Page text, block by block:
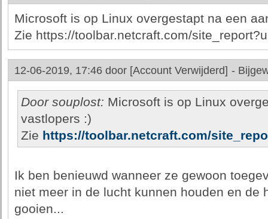
Microsoft is op Linux overgestapt na een
Zie https://toolbar.netcraft.com/
12-06-2019, 17:46 door [Account Verwijderd] -
Door souplost: Microsoft is op Linux
vastlopers :)
Zie https://toolbar.netcraft.com/
Ik ben benieuwd wanneer ze gewoon
niet meer in de lucht kunnen houden en de
gooien...